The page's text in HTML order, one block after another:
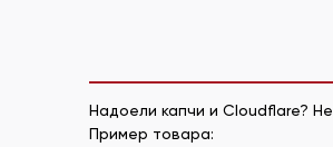
Надоели капчи и Cloudflare?
Пример товара: